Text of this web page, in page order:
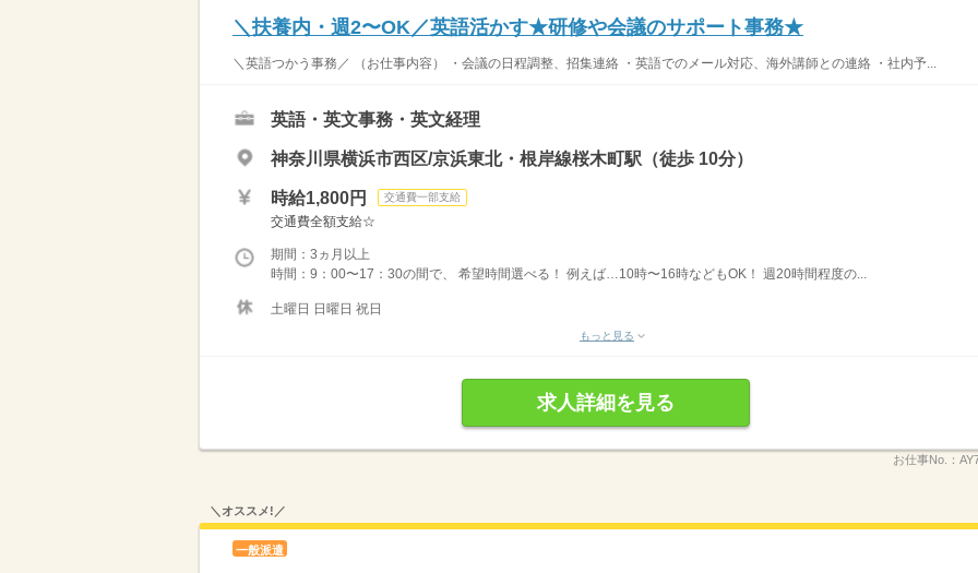
＼扶養内・週2〜OK／英語活かす★研修や会議のサポート事務★
＼英語つかう事務／ （お仕事内容） ・会議の日程調整、招集連絡 ・英語でのメール対応、海外講師との連絡 ・社内予...
英語・英文事務・英文経理
神奈川県横浜市西区/京浜東北・根岸線桜木町駅（徒歩 10分）
時給1,800円 交通費一部支給
交通費全額支給☆
期間：3ヵ月以上
時間：9：00〜17：30の間で、 希望時間選べる！ 例えば…10時〜16時などもOK！ 週20時間程度の...
土曜日 日曜日 祝日
もっと見る
求人詳細を見る
お仕事No.：
＼オススメ!／
一般派遣